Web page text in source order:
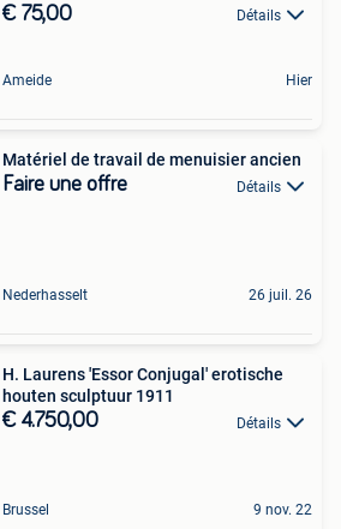
€ 75,00 Détails
Ameide Hier
Matériel de travail de menuisier ancien
Faire une offre Détails
Nederhasselt 26 juil. 26
H. Laurens 'Essor Conjugal' erotische
houten sculptuur 1911
€ 4.750,00 Détails
Brussel 9 nov. 22